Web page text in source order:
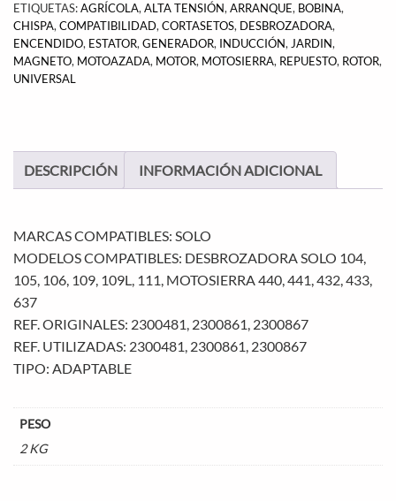
ETIQUETAS:AGRÍCOLA, ALTA TENSIÓN, ARRANQUE, BOBINA,
CHISPA, COMPATIBILIDAD, CORTASETOS, DESBROZADORA,
ENCENDIDO, ESTATOR, GENERADOR, INDUCCIÓN, JARDIN,
MAGNETO, MOTOAZADA, MOTOR, MOTOSIERRA, REPUESTO, ROTOR,
UNIVERSAL
DESCRIPCIÓN INFORMACIÓN ADICIONAL
MARCAS COMPATIBLES: SOLO
MODELOS COMPATIBLES: DESBROZADORA SOLO 104,
105, 106, 109, 109L, 111, MOTOSIERRA 440, 441, 432, 433,
637
REF. ORIGINALES: 2300481, 2300861, 2300867
REF. UTILIZADAS: 2300481, 2300861, 2300867
TIPO: ADAPTABLE
PESO
2 KG